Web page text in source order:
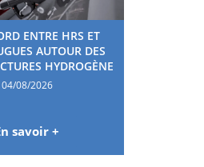
ENTRE HRS ET
AUTOUR DES
HYDROGÈNE
04/08/2026
savoir +